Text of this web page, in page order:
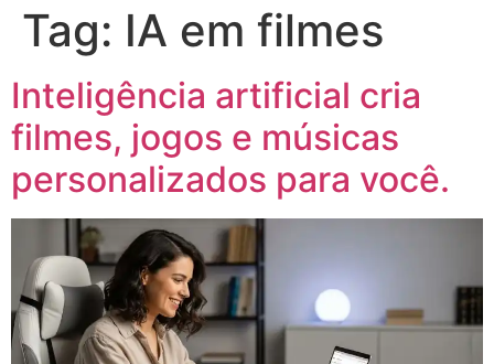
Tag: IA em filmes
Inteligência artificial cria
filmes, jogos e músicas
personalizados para você.